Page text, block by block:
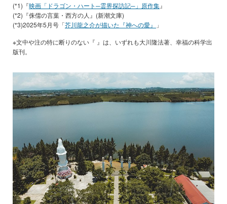
(*1)『映画「ドラゴン・ハート─霊界探訪記─」原作集』
(*2)『侏儒の言葉・西方の人』(新潮文庫)
(*3)2025年5月号「芥川龍之介が描いた『神への愛』
」
※文中や注の特に断りのない『 』は、いずれも大川隆法著、幸福の科学出
版刊。